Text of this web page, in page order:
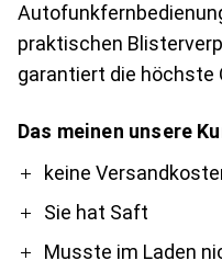
praktischen
garantiert die höchste
Das meinen unsere
Prokeine
Sie hat Saft
Musste im Laden
Contra